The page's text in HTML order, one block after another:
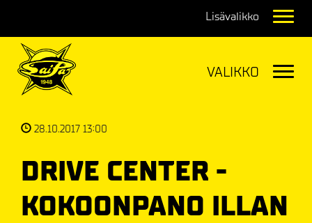
28.10.2017 13:00
DRIVE CENTER -
KOKOONPANO ILLAN